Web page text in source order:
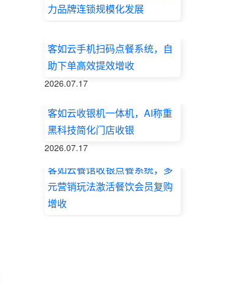
力品牌连锁规模化发展
客如云手机扫码点餐系统，自
助下单高效提效增收
2026.07.17
客如云收银机一体机，AI称重
黑科技简化门店收银
2026.07.17
客如云餐馆收银点餐系统，多
元营销玩法激活餐饮会员复购
增收